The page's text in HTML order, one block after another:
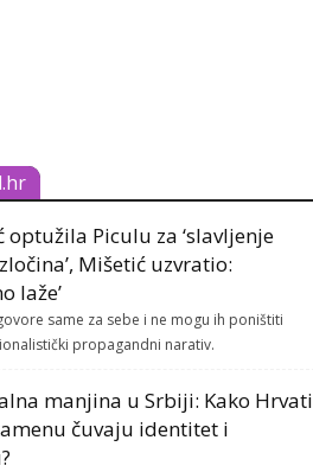
optužila Piculu za ‘slavljenje
Mišetić uzvratio:
laže’
same za sebe i ne mogu ih poništiti
propagandni narativ.
manjina u Srbiji: Kako Hrvati
čuvaju identitet i